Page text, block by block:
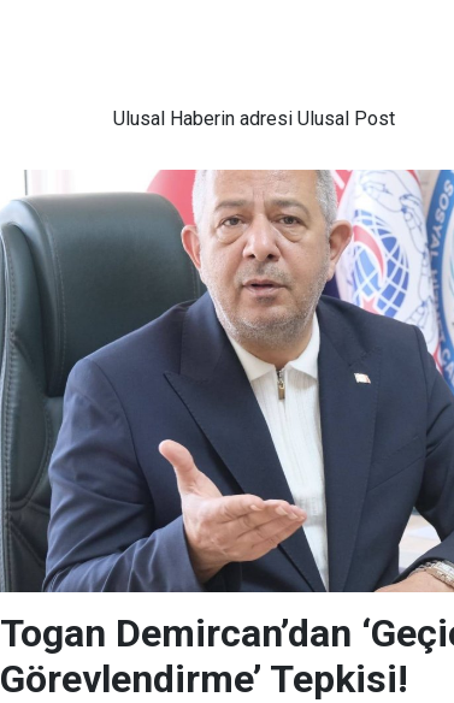
Ulusal Haberin adresi Ulusal Post
Togan Demircan’dan
Görevlendirme’ Tepkisi!